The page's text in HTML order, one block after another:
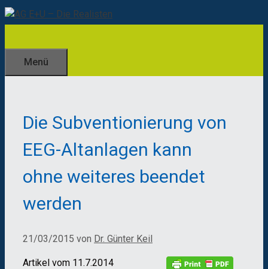
Zum
Inhalt
Menü
Die Subventionierung von
EEG-Altanlagen kann
ohne weiteres beendet
werden
21/03/2015 von Dr. Günter Keil
Artikel vom 11.7.2014